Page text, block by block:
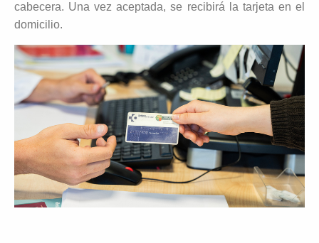
cabecera. Una vez aceptada, se recibirá la tarjeta en el
domicilio.